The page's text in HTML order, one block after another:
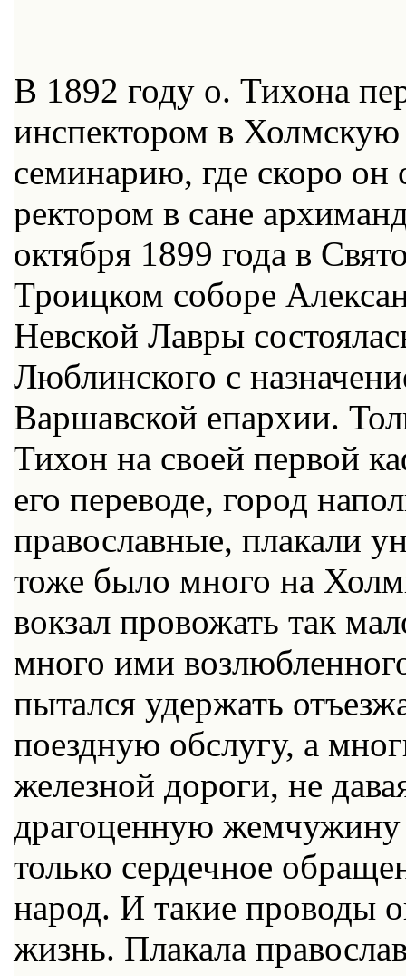
В 1892 году о. Тихона
инспектором в
семинарию, где скоро он
ректором в сане
октября 1899 года в
Троицком соборе
Невской Лавры
Люблинского с
Варшавской епархии.
Тихон на своей первой
его переводе, город
православные, плакали
тоже было много на
вокзал провожать так
много ими
пытался удержать
поездную обслугу, а
железной дороги, не
драгоценную жемчужину
только сердечное
народ. И такие проводы
жизнь. Плакала